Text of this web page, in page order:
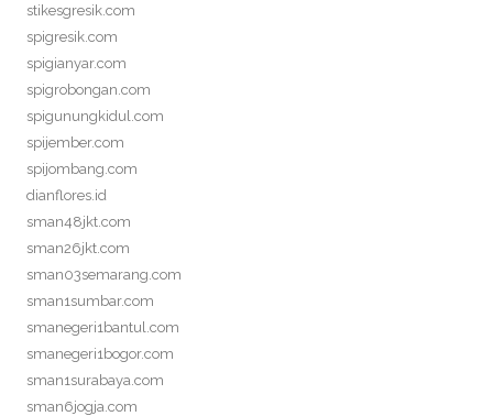
stikesgresik.com
spigresik.com
spigianyar.com
spigrobongan.com
spigunungkidul.com
spijember.com
spijombang.com
dianflores.id
sman48jkt.com
sman26jkt.com
sman03semarang.com
sman1sumbar.com
smanegeri1bantul.com
smanegeri1bogor.com
sman1surabaya.com
sman6jogja.com